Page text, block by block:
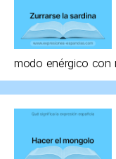
modo enérgico con